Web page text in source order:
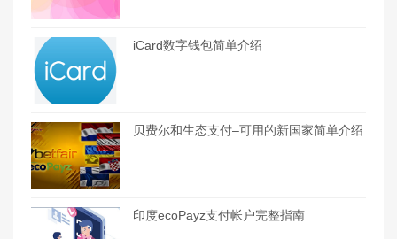
iCard数字钱包简单介绍
贝费尔和生态支付–可用的新国家简单介绍
印度ecoPayz支付帐户完整指南